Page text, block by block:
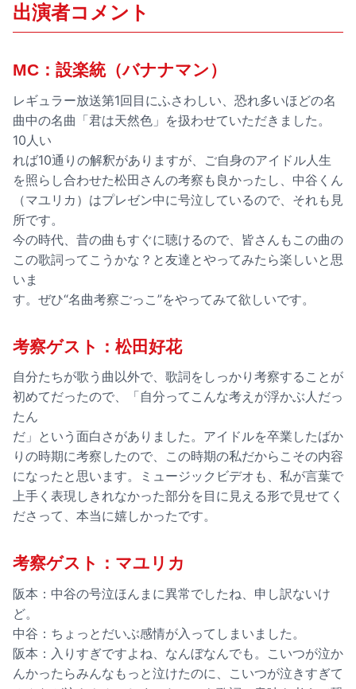
出演者コメント
MC：設楽統（バナナマン）
レギュラー放送第1回目にふさわしい、恐れ多いほどの名
曲中の名曲「君は天然色」を扱わせていただきました。
10人い
れば10通りの解釈がありますが、ご自身のアイドル人生
を照らし合わせた松田さんの考察も良かったし、中谷くん
（マユリカ）はプレゼン中に号泣しているので、それも見
所です。
今の時代、昔の曲もすぐに聴けるので、皆さんもこの曲の
この歌詞ってこうかな？と友達とやってみたら楽しいと思
いま
す。ぜひ“名曲考察ごっこ”をやってみて欲しいです。
考察ゲスト：松田好花
自分たちが歌う曲以外で、歌詞をしっかり考察することが
初めてだったので、「自分ってこんな考えが浮かぶ人だっ
たん
だ」という面白さがありました。アイドルを卒業したばか
りの時期に考察したので、この時期の私だからこその内容
になったと思います。ミュージックビデオも、私が言葉で
上手く表現しきれなかった部分を目に見える形で見せてく
ださって、本当に嬉しかったです。
考察ゲスト：マユリカ
阪本：中谷の号泣ほんまに異常でしたね、申し訳ないけ
ど。
中谷：ちょっとだいぶ感情が入ってしまいました。
阪本：入りすぎですよね、なんぼなんでも。こいつが泣か
んかったらみんなもっと泣けたのに、こいつが泣きすぎて